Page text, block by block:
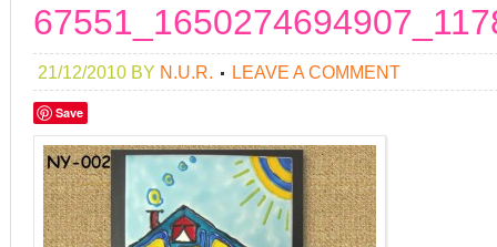
21/12/2010 BY N.U.R. LEAVE A COMMENT
Save